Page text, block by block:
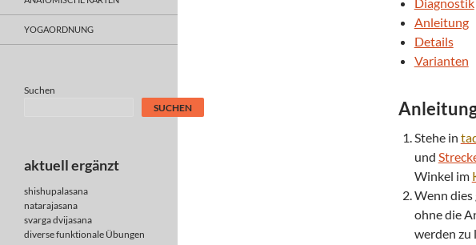
Anleitung
Details
Varianten
Stehe in
und
Winkel im
Wenn dies
ohne die
werden zu
YOGAORDNUNG
Suchen
SUCHEN
aktuell ergänzt
shishupalasana
natarajasana
svarga dvijasana
diversefunktionale Übungen